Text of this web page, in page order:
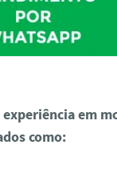
em
como: